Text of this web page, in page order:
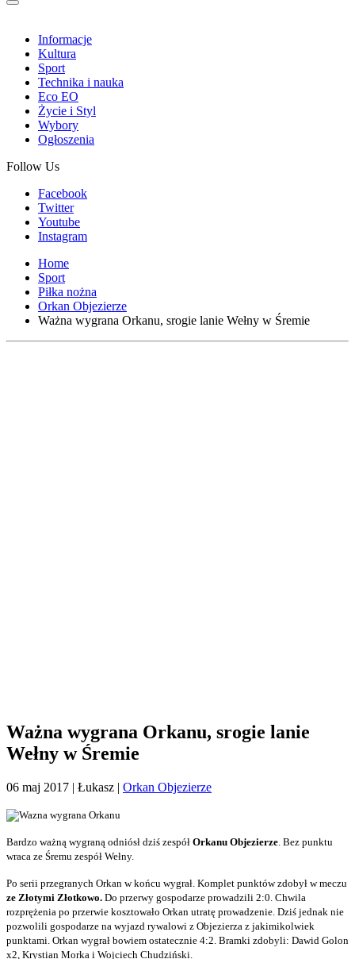
Informacje
Kultura
Sport
Technika i nauka
Eco EO
Życie i Styl
Wybory
Ogłoszenia
Follow Us
Facebook
Twitter
Youtube
Instagram
Home
Sport
Piłka nożna
Orkan Objezierze
Ważna wygrana Orkanu, srogie lanie Wełny w Śremie
Ważna wygrana Orkanu, srogie lanie
Wełny w Śremie
06 maj 2017 | Łukasz | Orkan Objezierze
Bardzo ważną wygraną odniósł dziś zespół Orkanu Objezierze . Bez punktu
wraca ze Śremu zespół Wełny.
Po serii przegranych Orkan w końcu wygrał. Komplet punktów zdobył w meczu
ze Złotymi Złotkowo. Do przerwy gospodarze prowadzili 2:0. Chwila
rozprężenia po przerwie kosztowało Orkan utratę prowadzenie. Dziś jednak nie
pozwolili gospodarze na wyjazd rywalowi z Objezierza z jakimikolwiek
punktami. Orkan wygrał bowiem ostatecznie 4:2. Bramki zdobyli: Dawid Golon
x2, Krystian Morka i Wojciech Chudziński.